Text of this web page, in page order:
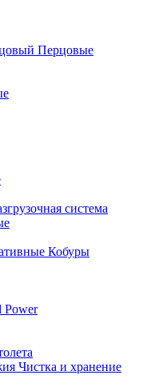
Перцовые
система
Кобуры
Power
Чистка и хранение